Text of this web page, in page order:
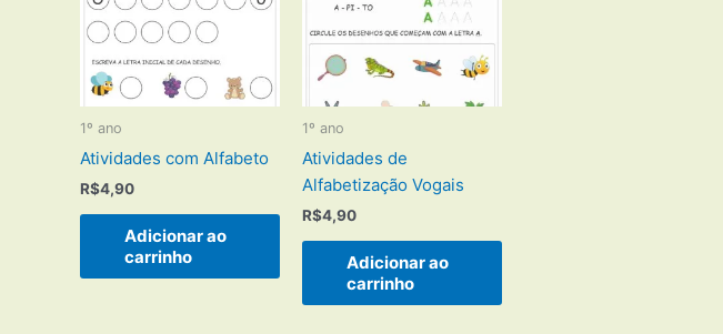
1º ano
Atividades com Alfabeto
R$4,90
Adicionar ao
carrinho
1º ano
Atividades de
Alfabetização Vogais
R$4,90
Adicionar ao
carrinho